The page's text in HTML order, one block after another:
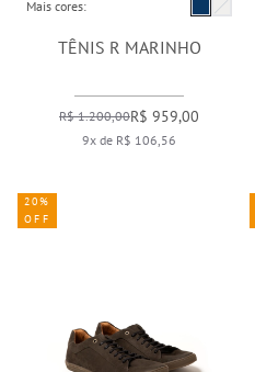
Mais cores:
TÊNIS R MARINHO
R$ 1.200,00R$ 959,00
9x de R$ 106,56
20%
OFF